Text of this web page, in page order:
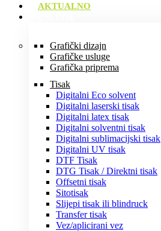
AKTUALNO
Grafički dizajn
Grafičke usluge
Grafička priprema
Tisak
Digitalni Eco solvent
Digitalni laserski tisak
Digitalni latex tisak
Digitalni solventni tisak
Digitalni sublimacijski tisak
Digitalni UV tisak
DTF Tisak
DTG Tisak / Direktni tisak
Offsetni tisak
Sitotisak
Slijepi tisak ili blindruck
Transfer tisak
Vez/aplicirani vez